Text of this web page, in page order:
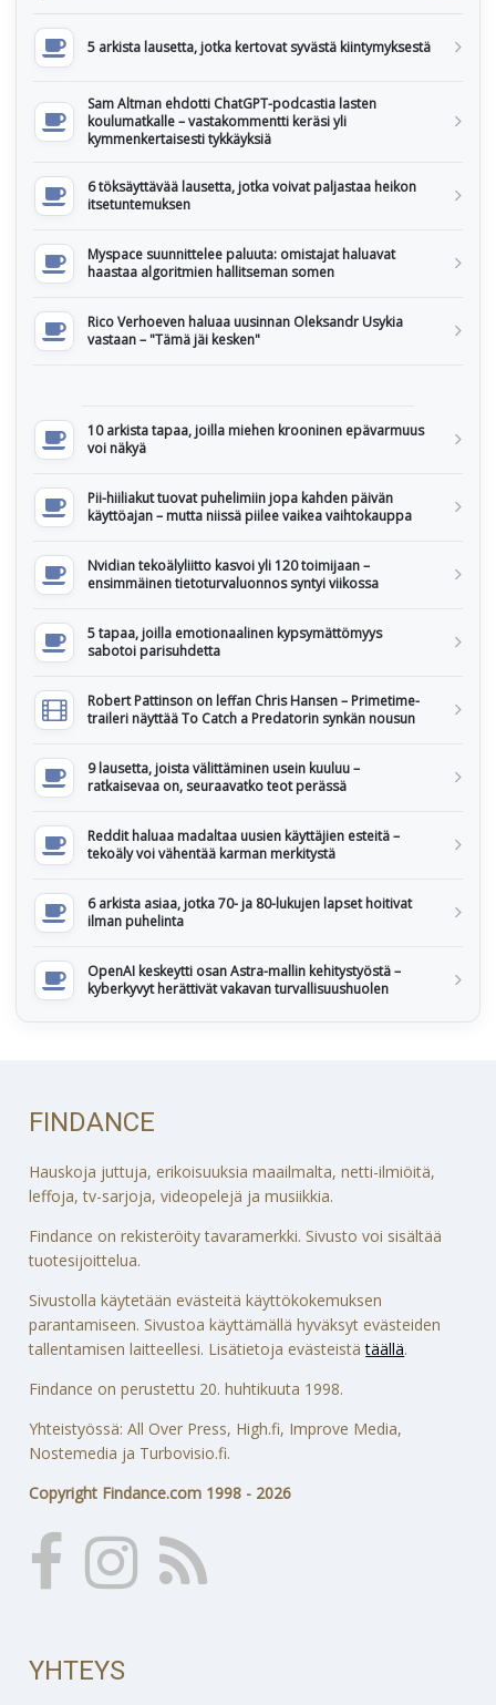
5 arkista lausetta, jotka kertovat syvästä kiintymyksestä
Sam Altman ehdotti ChatGPT-podcastia lasten
koulumatkalle – vastakommentti keräsi yli
kymmenkertaisesti tykkäyksiä
6 töksäyttävää lausetta, jotka voivat paljastaa heikon
itsetuntemuksen
Myspace suunnittelee paluuta: omistajat haluavat
haastaa algoritmien hallitseman somen
Rico Verhoeven haluaa uusinnan Oleksandr Usykia
vastaan – "Tämä jäi kesken"
10 arkista tapaa, joilla miehen krooninen epävarmuus
voi näkyä
Pii-hiiliakut tuovat puhelimiin jopa kahden päivän
käyttöajan – mutta niissä piilee vaikea vaihtokauppa
Nvidian tekoälyliitto kasvoi yli 120 toimijaan –
ensimmäinen tietoturvaluonnos syntyi viikossa
5 tapaa, joilla emotionaalinen kypsymättömyys
sabotoi parisuhdetta
Robert Pattinson on leffan Chris Hansen – Primetime-
traileri näyttää To Catch a Predatorin synkän nousun
9 lausetta, joista välittäminen usein kuuluu –
ratkaisevaa on, seuraavatko teot perässä
Reddit haluaa madaltaa uusien käyttäjien esteitä –
tekoäly voi vähentää karman merkitystä
6 arkista asiaa, jotka 70- ja 80-lukujen lapset hoitivat
ilman puhelinta
OpenAI keskeytti osan Astra-mallin kehitystyöstä –
kyberkyvyt herättivät vakavan turvallisuushuolen
FINDANCE
Hauskoja juttuja, erikoisuuksia maailmalta, netti-ilmiöitä,
leffoja, tv-sarjoja, videopelejä ja musiikkia.
Findance on rekisteröity tavaramerkki. Sivusto voi sisältää
tuotesijoittelua.
Sivustolla käytetään evästeitä käyttökokemuksen
parantamiseen. Sivustoa käyttämällä hyväksyt evästeiden
tallentamisen laitteellesi. Lisätietoja evästeistätäällä.
Findance on perustettu 20. huhtikuuta 1998.
Yhteistyössä: All Over Press, High.fi, Improve Media,
Nostemedia ja Turbovisio.fi.
Copyright Findance.com 1998 - 2026
YHTEYS